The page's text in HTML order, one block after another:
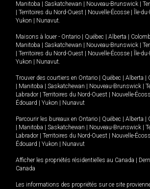
Manitoba
Saskatchewan Nouveau-Brunswick
Territoires du Nord-Ouest Nouvelle-Écosse Île-
Yukon
Nunavut.
Maisons à louer - Ontario Québec Alberta
Manitoba
Saskatchewan Nouveau-Brunswick
Territoires du Nord-Ouest Nouvelle-Écosse Île-
Yukon
Nunavut.
Trouver des courtiers en Ontario Québec Alberta
Manitoba Saskatchewan Nouveau-Brunswick
Labrador
Territoires du Nord-Ouest Nouvelle-
Édouard
Yukon Nunavut
Parcourir les bureaux en Ontario Québec Alberta
Manitoba Saskatchewan Nouveau-Brunswick
Labrador
Territoires du Nord-Ouest Nouvelle-
Édouard
Yukon Nunavut
Afficher les propriétés résidentielles au Canada
Canada
Les informations des propriétés sur ce site